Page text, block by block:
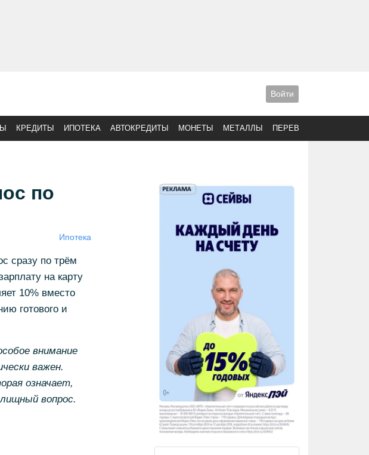
Войти
КРЕДИТЫ ИПОТЕКА АВТОКРЕДИТЫ МОНЕТЫ МЕТАЛЛЫ ПЕРЕВОДЫ
по
Ипотека
сразу по трём
на карту
10% вместо
готового и
внимание
важен.
означает,
вопрос.